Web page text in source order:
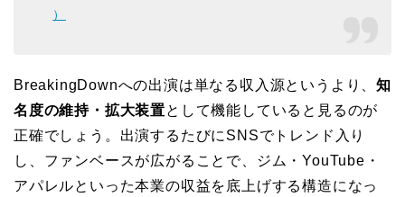
）
BreakingDownへの出演は単なる収入源というより、知
名度の維持・拡大装置として機能していると見るのが
正確でしょう。出演するたびにSNSでトレンド入り
し、ファンベースが広がることで、ジム・YouTube・
アパレルといった本業の収益を底上げする構造になっ